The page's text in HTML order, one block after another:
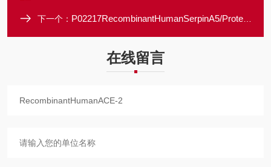
下一个： P02217RecombinantHumanSerpinA5/ProteinCInhibitor
在线留言